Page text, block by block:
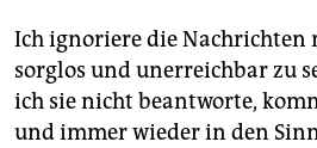
Ich ignoriere die Nachrichten
sorglos und unerreichbar zu
ich sie nicht beantworte,
und immer wieder in den